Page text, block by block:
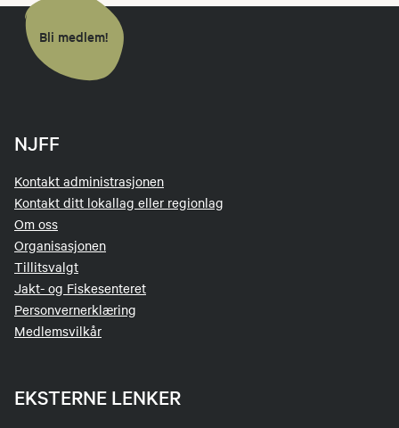
Bli medlem!
NJFF
Kontakt administrasjonen
Kontakt ditt lokallag eller regionlag
Om oss
Organisasjonen
Tillitsvalgt
Jakt- og Fiskesenteret
Personvernerklæring
Medlemsvilkår
EKSTERNE LENKER